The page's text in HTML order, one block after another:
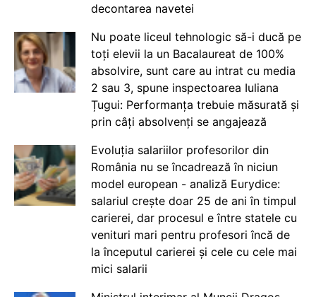
decontarea navetei
Nu poate liceul tehnologic să-i ducă pe
toți elevii la un Bacalaureat de 100%
absolvire, sunt care au intrat cu media
2 sau 3, spune inspectoarea Iuliana
Țugui: Performanța trebuie măsurată și
prin câți absolvenți se angajează
Evoluția salariilor profesorilor din
România nu se încadrează în niciun
model european - analiză Eurydice:
salariul crește doar 25 de ani în timpul
carierei, dar procesul e între statele cu
venituri mari pentru profesori încă de
la începutul carierei și cele cu cele mai
mici salarii